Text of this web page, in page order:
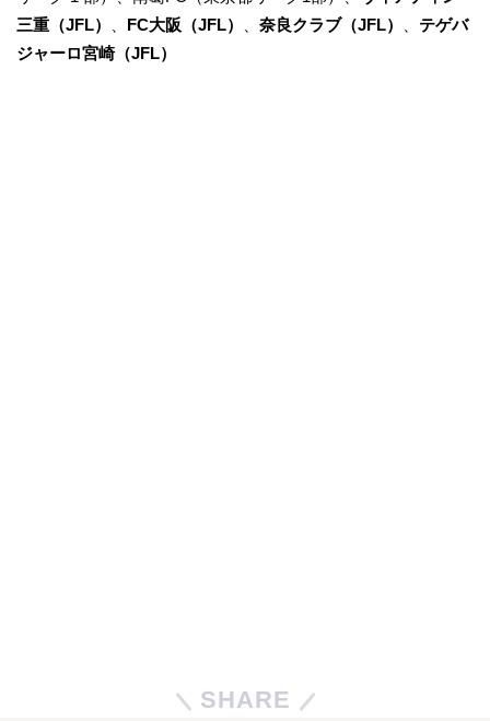
三重（JFL）
FC大阪（JFL） 奈良クラブ（JFL）
テゲバ
ジャーロ宮崎（JFL）
SHARE